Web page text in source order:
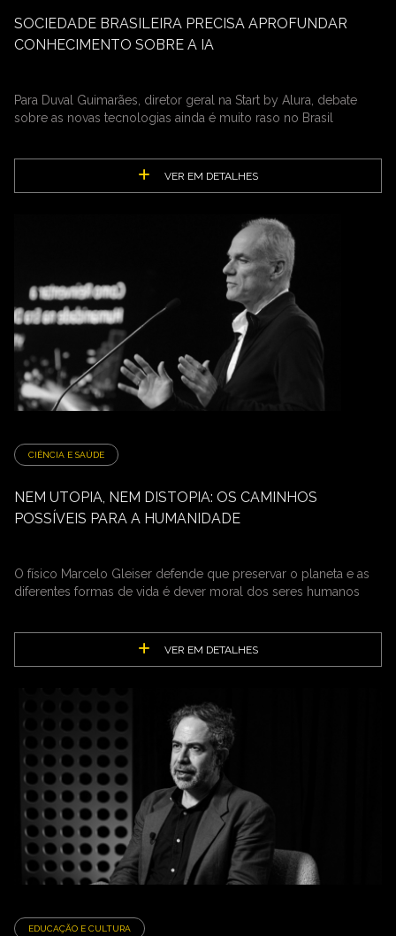
SOCIEDADE BRASILEIRA PRECISA APROFUNDAR
CONHECIMENTO SOBRE A IA
Para Duval Guimarães, diretor geral na Start by Alura, debate
sobre as novas tecnologias ainda é muito raso no Brasil
VER EM DETALHES
CIÊNCIA E SAÚDE
NEM UTOPIA, NEM DISTOPIA: OS CAMINHOS
POSSÍVEIS PARA A HUMANIDADE
O físico Marcelo Gleiser defende que preservar o planeta e as
diferentes formas de vida é dever moral dos seres humanos
VER EM DETALHES
EDUCAÇÃO E CULTURA